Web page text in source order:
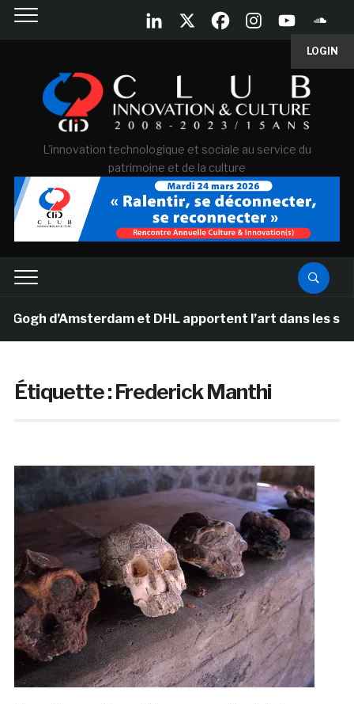
LOGIN
L'innovation technologique et sociale au service du
patrimoine et de la culture
d’Amsterdam et DHL apportent l’art dans les salles
Étiquette :Frederick Manthi